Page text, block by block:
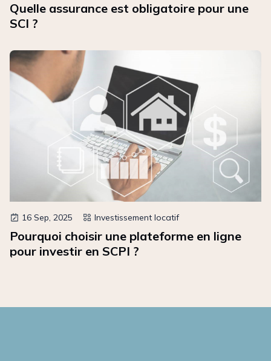
Quelle assurance est obligatoire pour une
SCI ?
16 Sep, 2025 Investissement locatif
Pourquoi choisir une plateforme en ligne
pour investir en SCPI ?